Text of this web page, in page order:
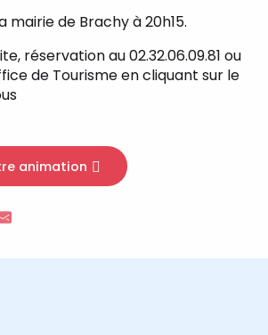
mairie de Brachy à 20h15.
réservation au 02.32.06.09.81 ou
de Tourisme en cliquant sur le
animation